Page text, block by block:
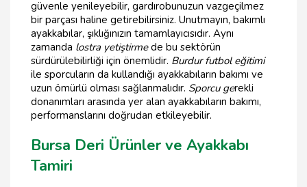
güvenle yenileyebilir, gardırobunuzun vazgeçilmez
bir parçası haline getirebilirsiniz. Unutmayın, bakımlı
ayakkabılar, şıklığınızın tamamlayıcısıdır. Aynı
zamanda lostra yetiştirmede bu sektörün
sürdürülebilirliği için önemlidir. Burdur futbol eğitimi
ile sporcuların da kullandığı ayakkabıların bakımı ve
uzun ömürlü olması sağlanmalıdır. Sporcu gerekli
donanımları arasında yer alan ayakkabıların bakımı,
performanslarını doğrudan etkileyebilir.
Bursa Deri Ürünler ve Ayakkabı
Tamiri